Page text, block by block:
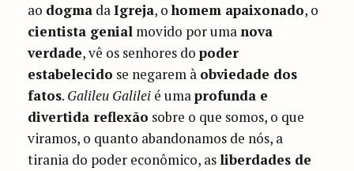
ao dogma daIgreja, ohomem apaixonado, o
cientista genial movido por umanova
verdade, vê os senhores dopoder
estabelecido se negarem à obviedade dos
fatos. Galileu Galilei é umaprofunda e
divertida reflexão sobre o que somos, o que
viramos, o quanto abandonamos de nós, a
tirania do poder econômico, asliberdades de